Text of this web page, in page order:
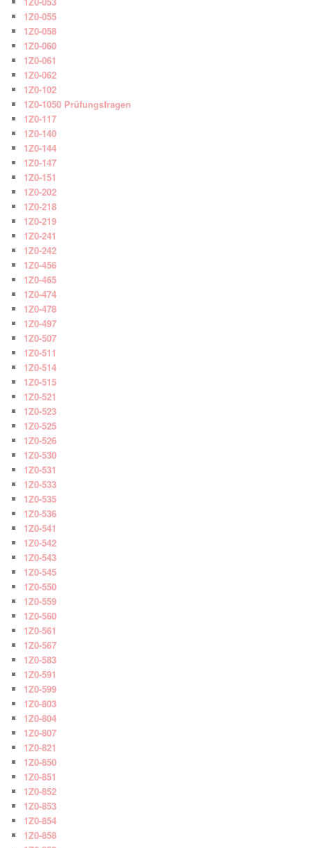
1Z0-055
1Z0-058
1Z0-060
1Z0-061
1Z0-062
1Z0-102
1Z0-1050 Prüfungsfragen
1Z0-117
1Z0-140
1Z0-144
1Z0-147
1Z0-151
1Z0-202
1Z0-218
1Z0-219
1Z0-241
1Z0-242
1Z0-456
1Z0-465
1Z0-474
1Z0-478
1Z0-497
1Z0-507
1Z0-511
1Z0-514
1Z0-515
1Z0-521
1Z0-523
1Z0-525
1Z0-526
1Z0-530
1Z0-531
1Z0-533
1Z0-535
1Z0-536
1Z0-541
1Z0-542
1Z0-543
1Z0-545
1Z0-550
1Z0-559
1Z0-560
1Z0-561
1Z0-567
1Z0-583
1Z0-591
1Z0-599
1Z0-803
1Z0-804
1Z0-807
1Z0-821
1Z0-850
1Z0-851
1Z0-852
1Z0-853
1Z0-854
1Z0-858